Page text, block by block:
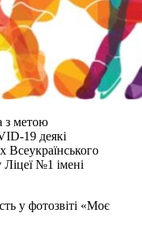
з метою
19 деякі
Всеукраїнського
Ліцеї №1 імені
у фотозвіті «Моє